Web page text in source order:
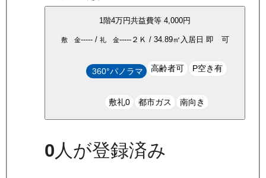
1階4万円共益費等 4,000円
敷 金-----/ 礼 金-----２Ｋ / 34.89㎡ 入居日 即 可
360°パノラマ 高齢者可 P空き有
敷礼0 都市ガス 南向き
0 人が登録済み